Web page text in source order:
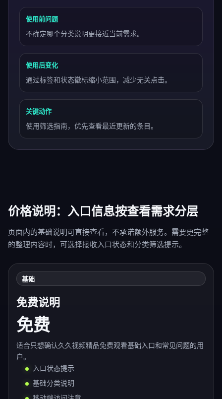
使用前问题
不确定哪个分类说明更接近当前需求。
使用后变化
通过标签和状态徽标缩小范围，减少无关点击。
关键动作
使用筛选指南，优先查看最近更新的条目。
价格说明：入口信息按查看需求分层
页面内的基础说明可直接查看，不承诺额外服务。需要更完整
的整理内容时，可选择接收入口状态和分类筛选提示。
基础
免费说明
免费
适合只想确认久久视频精品免费观看基础入口和常见问题的用
户。
入口状态提示
基础分类说明